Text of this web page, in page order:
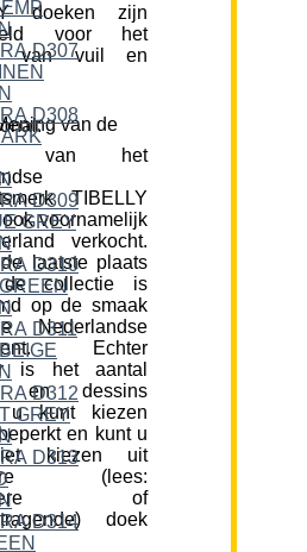
doeken zijn
voor het
van vuil en
van het
TIBELLY
voornamelijk
verkocht.
laatste plaats
de collectie is
op de smaak
Nederlandse
Echter
is het aantal
en dessins
u kunt kiezen
en kunt u
kiezen uit
(lees:
of
doek